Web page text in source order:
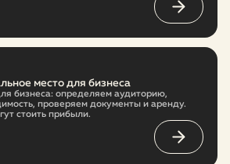
в ближайшие годы заметно проиграет
место для бизнеса
бизнеса: определяем аудиторию,
проверяем документы и аренду.
стоить прибыли.